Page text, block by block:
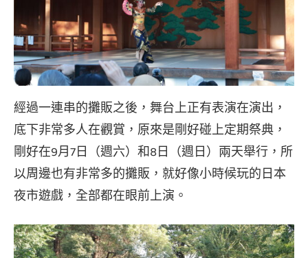
經過一連串的攤販之後，舞台上正有表演在演出，
底下非常多人在觀賞，原來是剛好碰上定期祭典，
剛好在9月7日（週六）和8日（週日）兩天舉行，所
以周邊也有非常多的攤販，就好像小時候玩的日本
夜市遊戲，全部都在眼前上演。